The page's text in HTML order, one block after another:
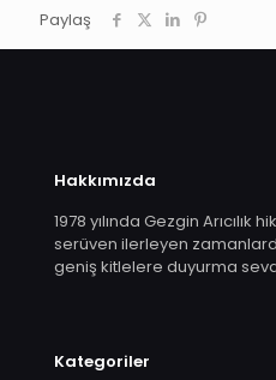
Paylaş
Hakkımızda
1978 yılında Gezgin Arıcılık
serüven ilerleyen
geniş kitlelere duyurma
Kategoriler